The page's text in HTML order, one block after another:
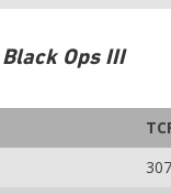
Ops III